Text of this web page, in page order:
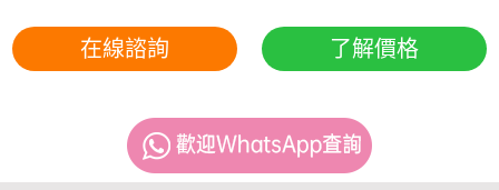
在線諮詢 了解價格